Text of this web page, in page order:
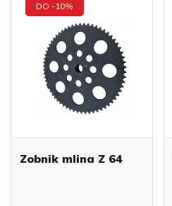
DO -10%
Zobnik mlina Z 64